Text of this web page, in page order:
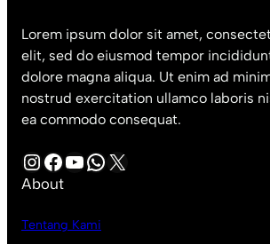
Lorem ipsum dolor sit amet,
elit, sed do eiusmod tempor
dolore magna aliqua. Ut enim ad
nostrud exercitation ullamco laboris
ea commodo consequat.
InstagramFacebook YouTube WhatsApp X
About
Tentang Kami